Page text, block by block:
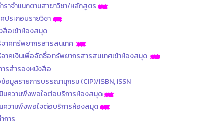
ราจำแนกตามสาขาวิชา/หลักสูตร
ประกอบรายวิชา
สือเข้าห้องสมุด
าคทรัพยากรสารสนเทศ
าคเงินเพื่อจัดซื้อทรัพยากรสารสนเทศเข้าห้องสมุด
รสำรองหนังสือ
อมูลรายการบรรณานุกรม (CIP)/ISBN, ISSN
นความพึงพอใจต่อบริการห้องสมุด
ความพึงพอใจต่อบริการห้องสมุด
การ